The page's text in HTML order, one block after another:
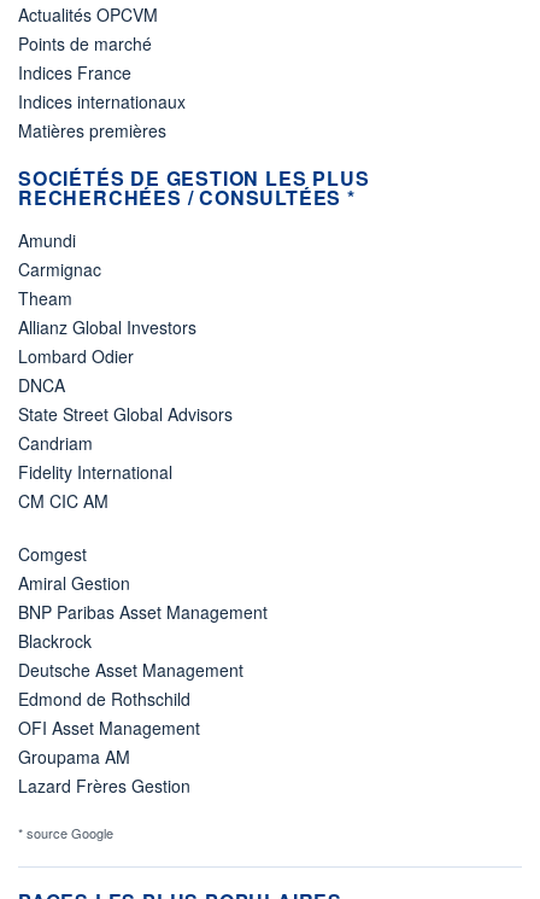
Actualités OPCVM
Points de marché
Indices France
Indices internationaux
Matières premières
SOCIÉTÉS DE GESTION LES PLUS
RECHERCHÉES / CONSULTÉES *
Amundi
Carmignac
Theam
Allianz Global Investors
Lombard Odier
DNCA
State Street Global Advisors
Candriam
Fidelity International
CM CIC AM
Comgest
Amiral Gestion
BNP Paribas Asset Management
Blackrock
Deutsche Asset Management
Edmond de Rothschild
OFI Asset Management
Groupama AM
Lazard Frères Gestion
* source Google